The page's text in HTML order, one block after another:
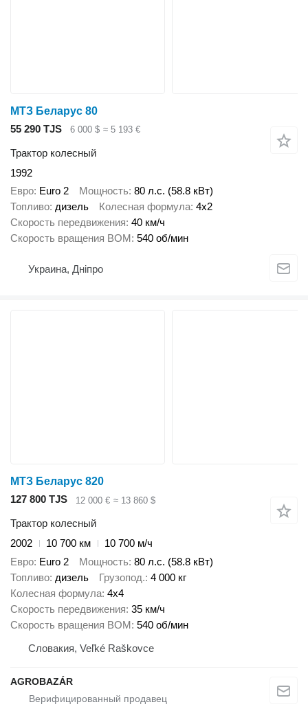
МТЗ Беларус 80
55 290 TJS
6 000 $ ≈ 5 193 €
Трактор колесный
1992
Евро Euro 2 Мощность 80 л.с. (58.8 кВт)
Топливо дизель Колесная формула 4x2
Скорость передвижения 40 км/ч
Скорость вращения ВОМ
540 об/мин
Украина, Дніпро
МТЗ Беларус 820
127 800 TJS
12 000 € ≈ 13 860 $
Трактор колесный
2002
10 700 км
10 700 м/ч
Евро Euro 2 Мощность 80 л.с. (58.8 кВт)
Топливо дизель Грузопод. 4 000 кг
Колесная формула 4x4
Скорость передвижения 35 км/ч
Скорость вращения ВОМ 540 об/мин
Словакия, Veľké Raškovce
AGROBAZÁR